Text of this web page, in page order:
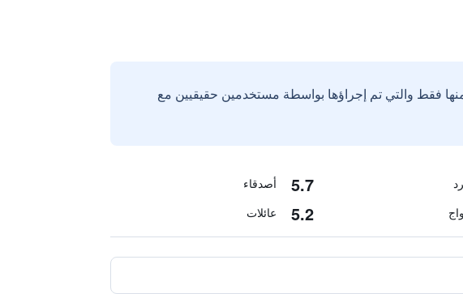
فقط والتي تم إجراؤها بواسطة مستخدمين حقيقيين مع
5.7 أصدقاء
5.2 عائلات